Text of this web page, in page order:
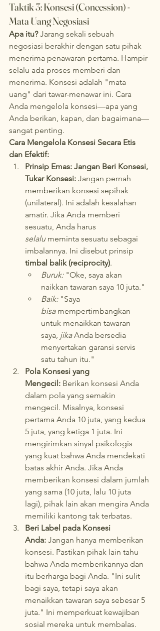
Taktik 3: Konsesi (Concession) -
Mata Uang Negosiasi
Apa itu? Jarang sekali sebuah
negosiasi berakhir dengan satu pihak
menerima penawaran pertama. Hampir
selalu ada proses memberi dan
menerima. Konsesi adalah "mata
uang" dari tawar-menawar ini. Cara
Anda mengelola konsesi—apa yang
Anda berikan, kapan, dan bagaimana—
sangat penting.
Cara Mengelola Konsesi Secara Etis
dan Efektif:
Prinsip Emas: Jangan Beri Konsesi,
Tukar Konsesi: Jangan pernah
memberikan konsesi sepihak
(unilateral). Ini adalah kesalahan
amatir. Jika Anda memberi
sesuatu, Anda harus
selalu meminta sesuatu sebagai
imbalannya. Ini disebut prinsip
timbal balik (reciprocity).
Buruk: "Oke, saya akan
naikkan tawaran saya 10 juta."
Baik: "Saya
bisa mempertimbangkan
untuk menaikkan tawaran
saya, jika Anda bersedia
menyertakan garansi servis
satu tahun itu."
Pola Konsesi yang
Mengecil: Berikan konsesi Anda
dalam pola yang semakin
mengecil. Misalnya, konsesi
pertama Anda 10 juta, yang kedua
5 juta, yang ketiga 1 juta. Ini
mengirimkan sinyal psikologis
yang kuat bahwa Anda mendekati
batas akhir Anda. Jika Anda
memberikan konsesi dalam jumlah
yang sama (10 juta, lalu 10 juta
lagi), pihak lain akan mengira Anda
memiliki kantong tak terbatas.
Beri Label pada Konsesi
Anda: Jangan hanya memberikan
konsesi. Pastikan pihak lain tahu
bahwa Anda memberikannya dan
itu berharga bagi Anda. "Ini sulit
bagi saya, tetapi saya akan
menaikkan tawaran saya sebesar 5
juta." Ini memperkuat kewajiban
sosial mereka untuk membalas.